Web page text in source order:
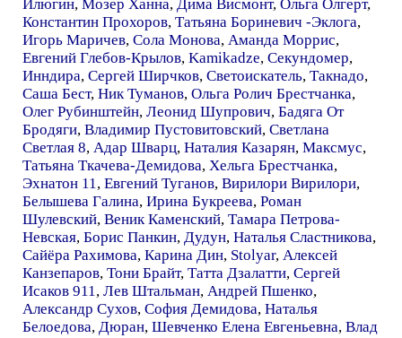
Илюгин, Мозер Ханна, Дима Висмонт, Ольга Олгерт,
Константин Прохоров, Татьяна Бориневич -Эклога,
Игорь Маричев, Сола Монова, Аманда Моррис,
Евгений Глебов-Крылов, Kamikadze, Cекундомер,
Инндира, Сергей Ширчков, Светоискатель, Такнадо,
Саша Бест, Ник Туманов, Ольга Ролич Брестчанка,
Олег Рубинштейн, Леонид Шупрович, Бадяга От
Бродяги, Владимир Пустовитовский, Светлана
Светлая 8, Адар Шварц, Наталия Казарян, Максмус,
Татьяна Ткачева-Демидова, Хельга Брестчанка,
Эхнатон 11, Евгений Туганов, Вирилори Вирилори,
Белышева Галина, Ирина Букреева, Роман
Шулевский, Веник Каменский, Тамара Петрова-
Невская, Борис Панкин, Дудун, Наталья Сластникова,
Сайёра Рахимова, Карина Дин, Stolyar, Алексей
Канзепаров, Тони Брайт, Татта Дзалатти, Сергей
Исаков 911, Лев Штальман, Андрей Пшенко,
Александр Сухов, София Демидова, Наталья
Белоедова, Дюран, Шевченко Елена Евгеньевна, Влад